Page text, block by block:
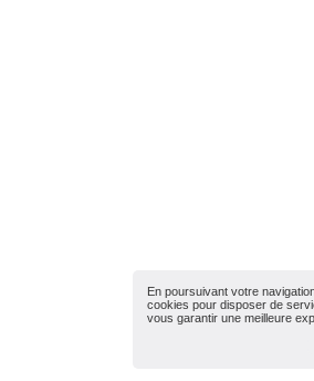
En poursuivant votre
cookies pour disposer de
vous garantir une meilleure